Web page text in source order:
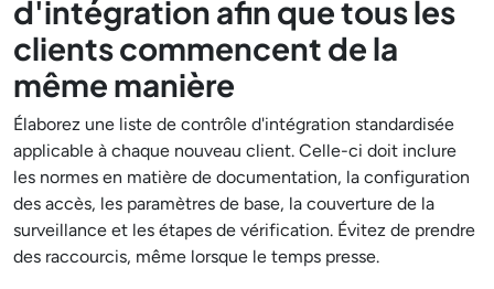
d'intégration afin que tous les
clients commencent de la
même manière
Élaborez une liste de contrôle d'intégration standardisée
applicable à chaque nouveau client. Celle-ci doit inclure
les normes en matière de documentation, la configuration
des accès, les paramètres de base, la couverture de la
surveillance et les étapes de vérification. Évitez de prendre
des raccourcis, même lorsque le temps presse.